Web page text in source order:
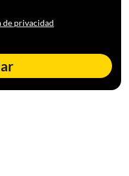
de privacidad